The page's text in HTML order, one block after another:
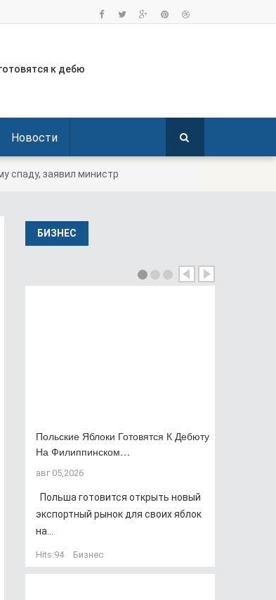
права вето
к дебю
готовится
Германию по тем
колумбийца, о
Новости
спаду, заявил министр
БИЗНЕС
Польские Яблоки Готовятся К Дебюту
На Филиппинском…
авг 05,2026
Польша готовится открыть новый
экспортный рынок для своих яблок
на...
Hits:94 Бизнес